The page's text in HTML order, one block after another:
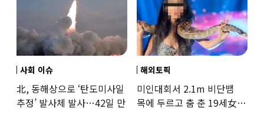
사회 이슈
北, 동해상으로 ‘탄도미사일
추정’ 발사체 발사…42일 만
해외토픽
미인대회서 2.1m 비단뱀
목에 두르고 춤 춘 19세女